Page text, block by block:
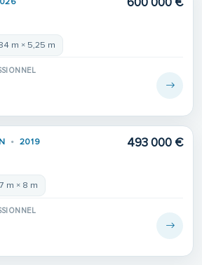
m × 5,25 m
2019 493 000 €
m × 8 m